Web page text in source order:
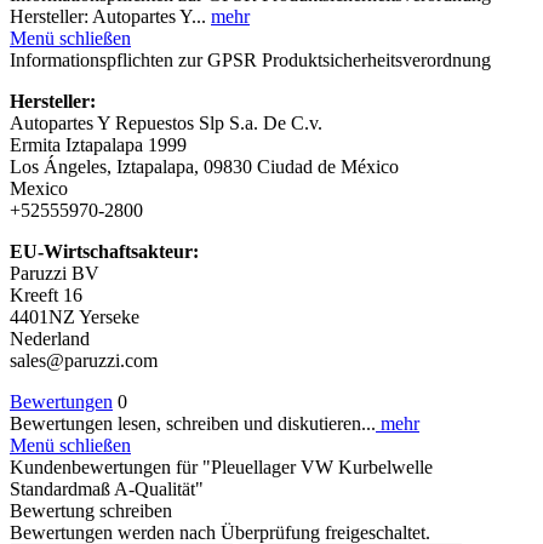
Hersteller: Autopartes Y... mehr
Menü schließen
Informationspflichten zur GPSR Produktsicherheitsverordnung
Hersteller:
Autopartes Y Repuestos Slp S.a. De C.v.
Ermita Iztapalapa 1999
Los Ángeles, Iztapalapa, 09830 Ciudad de México
Mexico
+52555970-2800
EU-Wirtschaftsakteur:
Paruzzi BV
Kreeft 16
4401NZ Yerseke
Nederland
sales@paruzzi.com
Bewertungen 0
Bewertungen lesen, schreiben und diskutieren... mehr
Menü schließen
Kundenbewertungen für "Pleuellager VW Kurbelwelle
Standardmaß A-Qualität"
Bewertung schreiben
Bewertungen werden nach Überprüfung freigeschaltet.